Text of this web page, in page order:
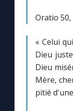
Oratio 50,
« Celui
Dieu
Dieu
Mère,
pitié